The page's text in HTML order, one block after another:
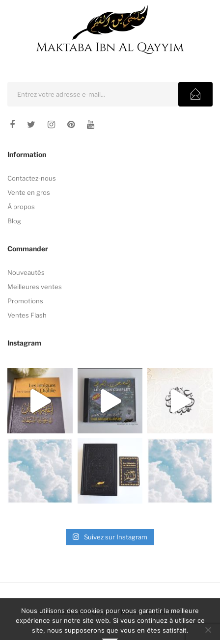
Information
Contactez-nous
Vente en gros
À propos
Blog
Commander
Nouveautés
Meilleures ventes
Promotions
Ventes Flash
Instagram
Suivez sur Instagram
©Maktaba Ibn Al Qayyim- Tous droits réservés
Nous utilisons des cookies pour vous garantir la meilleure
expérience sur notre site web. Si vous continuez à utiliser ce
site, nous supposerons que vous en êtes satisfait.